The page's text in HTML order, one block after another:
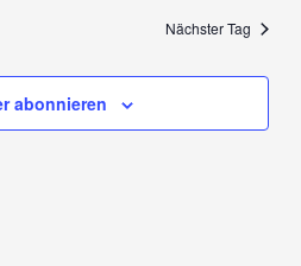
Ansichten,
Nächster Tag
abonnieren